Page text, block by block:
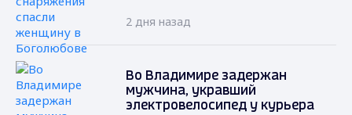
2 дня назад
Во Владимире задержан
мужчина, укравший
электровелосипед у курьера